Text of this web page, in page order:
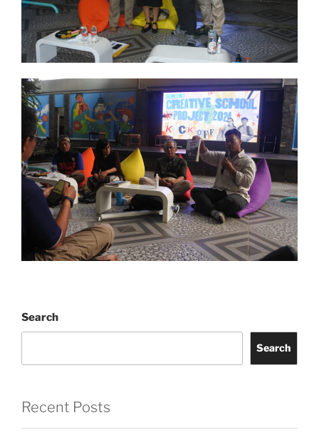
Search
Search
Recent Posts